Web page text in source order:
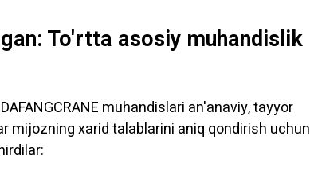
To'rtta asosiy muhandislik
muhandislari an'anaviy, tayyor
mijozning xarid talablarini aniq qondirish uchun